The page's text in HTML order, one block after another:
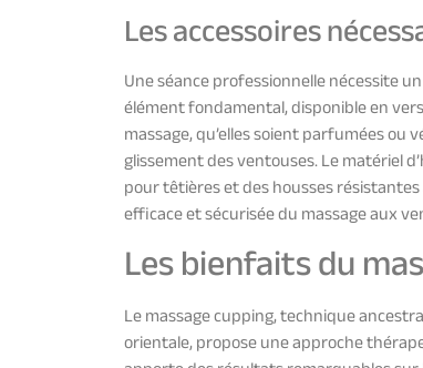
Les accessoires
Une séance professionnelle nécessite
élément fondamental, disponible en
massage, qu’elles soient parfumées
glissement des ventouses. Le matériel
pour têtières et des housses résistantes
efficace et sécurisée du massage aux
Les bienfaits du
Le massage cupping, technique
orientale, propose une approche